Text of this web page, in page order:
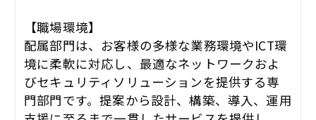
【職場環境】
配属部門は、お客様の多様な業務環境やICT環
境に柔軟に対応し、最適なネットワークおよ
びセキュリティソリューションを提供する専
門部門です。提案から設計、構築、導入、運用